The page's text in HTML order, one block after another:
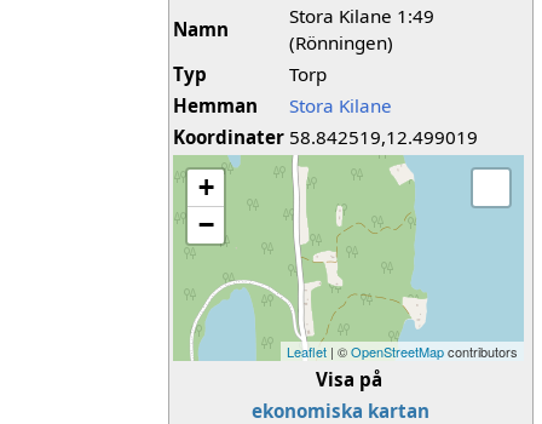
Namn
Stora Kilane 1:49
(Rönningen)
Typ
Torp
Hemman
Stora Kilane
Koordinater 58.842519,12.499019
+
−
Leaflet | ©OpenStreetMapcontributors
Visa på
ekonomiska kartan